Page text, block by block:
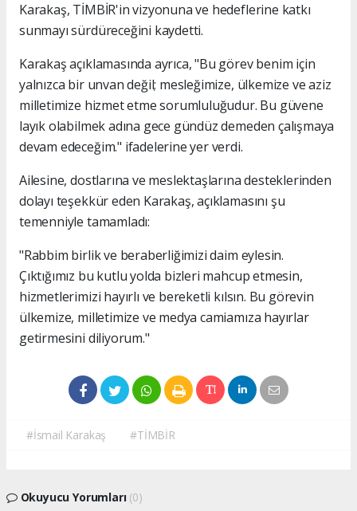
Karakaş, TİMBİR'in vizyonuna ve hedeflerine katkı
sunmayı sürdüreceğini kaydetti.
Karakaş açıklamasında ayrıca, "Bu görev benim için
yalnızca bir unvan değil; mesleğimize, ülkemize ve aziz
milletimize hizmet etme sorumluluğudur. Bu güvene
layık olabilmek adına gece gündüz demeden çalışmaya
devam edeceğim." ifadelerine yer verdi.
Ailesine, dostlarına ve meslektaşlarına desteklerinden
dolayı teşekkür eden Karakaş, açıklamasını şu
temenniyle tamamladı:
"Rabbim birlik ve beraberliğimizi daim eylesin.
Çıktığımız bu kutlu yolda bizleri mahcup etmesin,
hizmetlerimizi hayırlı ve bereketli kılsın. Bu görevin
ülkemize, milletimize ve medya camiamıza hayırlar
getirmesini diliyorum."
#İsmail Karakaş #TİMBİR
Okuyucu Yorumları (0)